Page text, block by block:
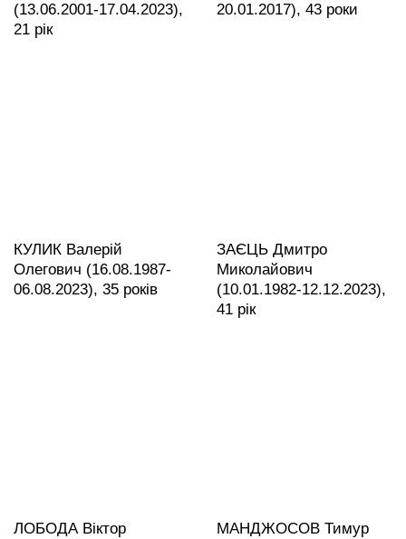
(13.06.2001-17.04.2023),
21 рік
20.01.2017), 43 роки
КУЛИК Валерій
Олегович (16.08.1987-
06.08.2023), 35 років
ЗАЄЦЬ Дмитро
Миколайович
(10.01.1982-12.12.2023),
41 рік
ЛОБОДА Віктор
МАНДЖОСОВ Тимур